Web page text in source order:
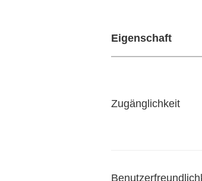
Eigenschaft
Zugänglichkeit